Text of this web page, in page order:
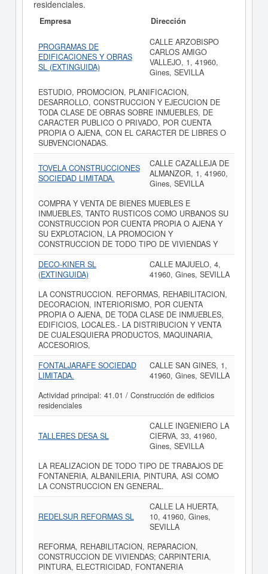
residenciales.
Empresa Dirección
PROGRAMAS DE
EDIFICACIONES Y OBRAS
SL (EXTINGUIDA)
CALLE ARZOBISPO
CARLOS AMIGO
VALLEJO, 1, 41960,
Gines, SEVILLA
ESTUDIO, PROMOCION, PLANIFICACION,
DESARROLLO, CONSTRUCCION Y EJECUCION DE
TODA CLASE DE OBRAS SOBRE INMUEBLES, DE
CARACTER PUBLICO O PRIVADO, POR CUENTA
PROPIA O AJENA, CON EL CARACTER DE LIBRES O
SUBVENCIONADAS.
TOVELA CONSTRUCCIONES
SOCIEDAD LIMITADA.
CALLE CAZALLEJA DE
ALMANZOR, 1, 41960,
Gines, SEVILLA
COMPRA Y VENTA DE BIENES MUEBLES E
INMUEBLES, TANTO RUSTICOS COMO URBANOS SU
CONSTRUCCION POR CUENTA PROPIA O AJENA Y
SU EXPLOTACION, LA PROMOCION Y
CONSTRUCCION DE TODO TIPO DE VIVIENDAS Y
DECO-KINER SL
(EXTINGUIDA)
CALLE MAJUELO, 4,
41960, Gines, SEVILLA
LA CONSTRUCCION. REFORMAS, REHABILITACION,
DECORACION, INTERIORISMO, POR CUENTA
PROPIA O AJENA, DE TODA CLASE DE INMUEBLES,
EDIFICIOS, LOCALES.- LA DISTRIBUCION Y VENTA
DE CUALESQUIERA PRODUCTOS, MAQUINARIA,
ACCESORIOS,
FONTALJARAFE SOCIEDAD
LIMITADA.
CALLE SAN GINES, 1,
41960, Gines, SEVILLA
Actividad principal: 41.01 / Construcción de edificios
residenciales
TALLERES DESA SL
CALLE INGENIERO LA
CIERVA, 33, 41960,
Gines, SEVILLA
LA REALIZACION DE TODO TIPO DE TRABAJOS DE
FONTANERIA, ALBANILERIA, PINTURA, ASI COMO
LA CONSTRUCCION EN GENERAL.
REDELSUR REFORMAS SL
CALLE LA HUERTA,
10, 41960, Gines,
SEVILLA
REFORMA, REHABILITACION, REPARACION,
CONSTRUCCION DE VIVIENDAS; CARPINTERIA,
PINTURA, ELECTRICIDAD, FONTANERIA